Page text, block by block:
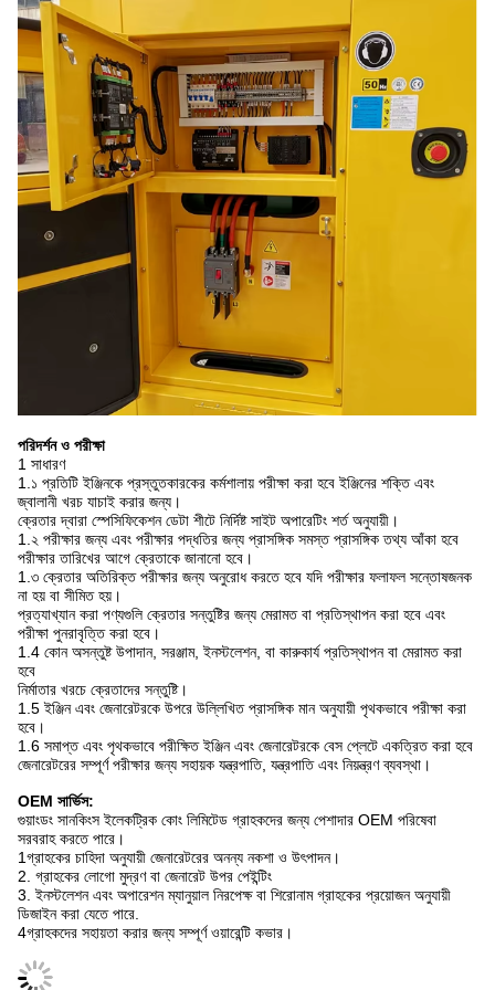
পরিদর্শন ও পরীক্ষা
1 সাধারণ
1.১ প্রতিটি ইঞ্জিনকে প্রস্তুতকারকের কর্মশালায় পরীক্ষা করা হবে ইঞ্জিনের শক্তি এবং
জ্বালানী খরচ যাচাই করার জন্য।
ক্রেতার দ্বারা স্পেসিফিকেশন ডেটা শীটে নির্দিষ্ট সাইট অপারেটিং শর্ত অনুযায়ী।
1.২ পরীক্ষার জন্য এবং পরীক্ষার পদ্ধতির জন্য প্রাসঙ্গিক সমস্ত প্রাসঙ্গিক তথ্য আঁকা হবে
পরীক্ষার তারিখের আগে ক্রেতাকে জানানো হবে।
1.৩ ক্রেতার অতিরিক্ত পরীক্ষার জন্য অনুরোধ করতে হবে যদি পরীক্ষার ফলাফল সন্তোষজনক
না হয় বা সীমিত হয়।
প্রত্যাখ্যান করা পণ্যগুলি ক্রেতার সন্তুষ্টির জন্য মেরামত বা প্রতিস্থাপন করা হবে এবং
পরীক্ষা পুনরাবৃত্তি করা হবে।
1.4 কোন অসন্তুষ্ট উপাদান, সরঞ্জাম, ইনস্টলেশন, বা কারুকার্য প্রতিস্থাপন বা মেরামত করা
হবে
নির্মাতার খরচে ক্রেতাদের সন্তুষ্টি।
1.5 ইঞ্জিন এবং জেনারেটরকে উপরে উল্লিখিত প্রাসঙ্গিক মান অনুযায়ী পৃথকভাবে পরীক্ষা করা
হবে।
1.6 সমাপ্ত এবং পৃথকভাবে পরীক্ষিত ইঞ্জিন এবং জেনারেটরকে বেস প্লেটে একত্রিত করা হবে
জেনারেটরের সম্পূর্ণ পরীক্ষার জন্য সহায়ক যন্ত্রপাতি, যন্ত্রপাতি এবং নিয়ন্ত্রণ ব্যবস্থা।
OEM সার্ভিস:
গুয়াংডং সানকিংস ইলেকট্রিক কোং লিমিটেড গ্রাহকদের জন্য পেশাদার OEM পরিষেবা
সরবরাহ করতে পারে।
1গ্রাহকের চাহিদা অনুযায়ী জেনারেটরের অনন্য নকশা ও উৎপাদন।
2. গ্রাহকের লোগো মুদ্রণ বা জেনারেট উপর পেইন্টিং
3. ইনস্টলেশন এবং অপারেশন ম্যানুয়াল নিরপেক্ষ বা শিরোনাম গ্রাহকের প্রয়োজন অনুযায়ী
ডিজাইন করা যেতে পারে.
4গ্রাহকদের সহায়তা করার জন্য সম্পূর্ণ ওয়ারেন্টি কভার।